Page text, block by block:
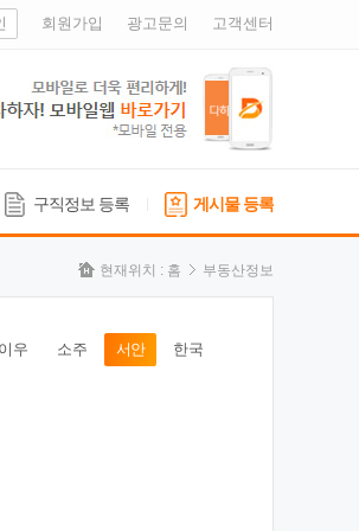
회원가입 광고문의 고객센터
구직정보 등록 게시물 등록
현재위치 : 홈 부동산정보
이우 소주 서안 한국